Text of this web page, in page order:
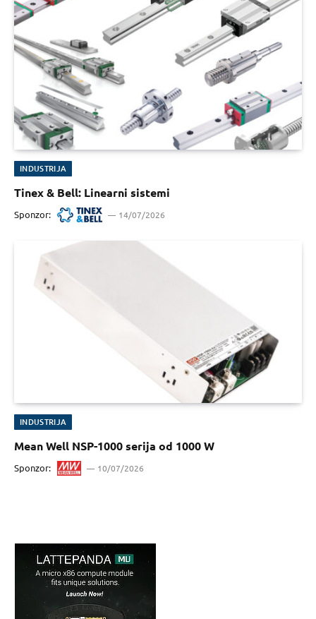
INDUSTRIJA
Tinex & Bell: Linearni sistemi
Sponzor: 14/07/2026
INDUSTRIJA
Mean Well NSP-1000 serija od 1000 W
Sponzor: 10/07/2026